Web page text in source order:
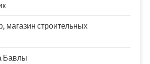
магазин строительных
Бавлы